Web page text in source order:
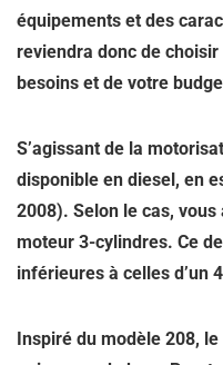
équipements et des
reviendra donc de
besoins et de votre
S’agissant de la
disponible en diesel, en
2008). Selon le cas,
moteur 3-cylindres. Ce
inférieures à celles d’un
Inspiré du modèle 208,